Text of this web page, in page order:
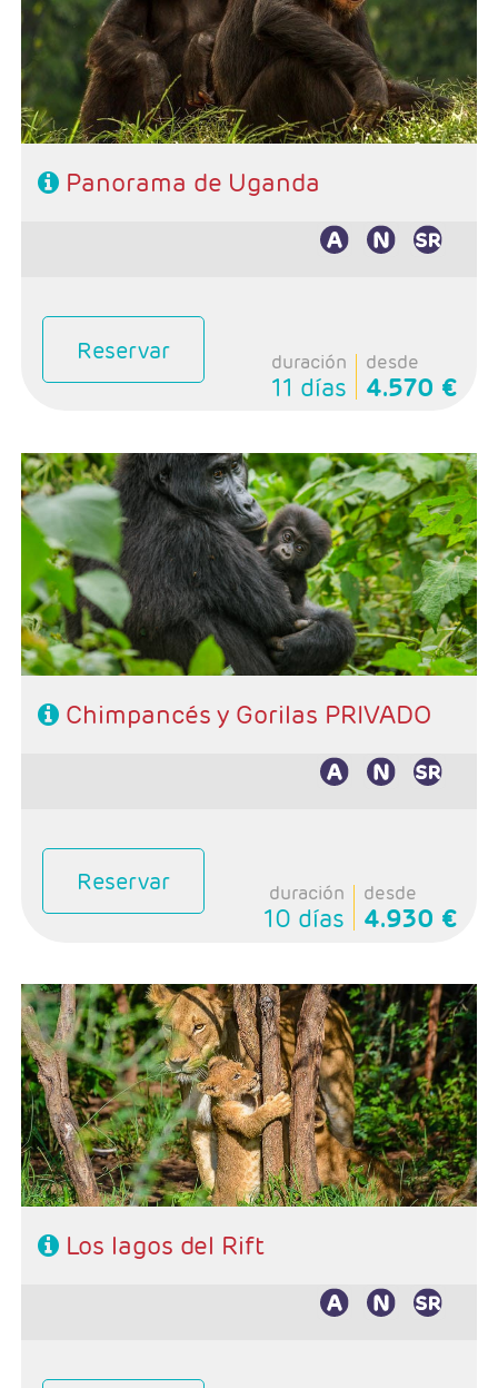
1n Entebbe
Hoteles: Muy bien ubicados y recomendables
Régimen: Pensión completa, excepto el día de llegada
Panorama de Uganda
Reservar duración
11 días
desde
4.570 €
Salidas: Diarias
Ruta: 1n Entebbe, 1n Fort Portal, 2n Queen Elizabeth,
2n Bwindi y 1n Lago Mburo
Incluida: Safari en los Gorilas de Bwindi y Trekking
Chimpances en Kibale
Hoteles: Muy bien ubicados y recomendables
Régimen: Pensión completa, excepto el día de llegada
Chimpancés y Gorilas PRIVADO
Reservar duración
10 días
desde
4.930 €
Salidas: Viernes
Ruta: 1 n Entebbe1n Catararas de Murchison, 1n Fort
Portal, 2n Queen Elizabeth, 2n Bwindi y 1n Lago Mburo
Incluida: Safari en los Gorilas de Bwindi y Trekking
Chimpances en Kibale
Hoteles: Muy bien ubicados y recomendables
Régimen: Pensión completa, excepto el día de llegada
Los lagos del Rift